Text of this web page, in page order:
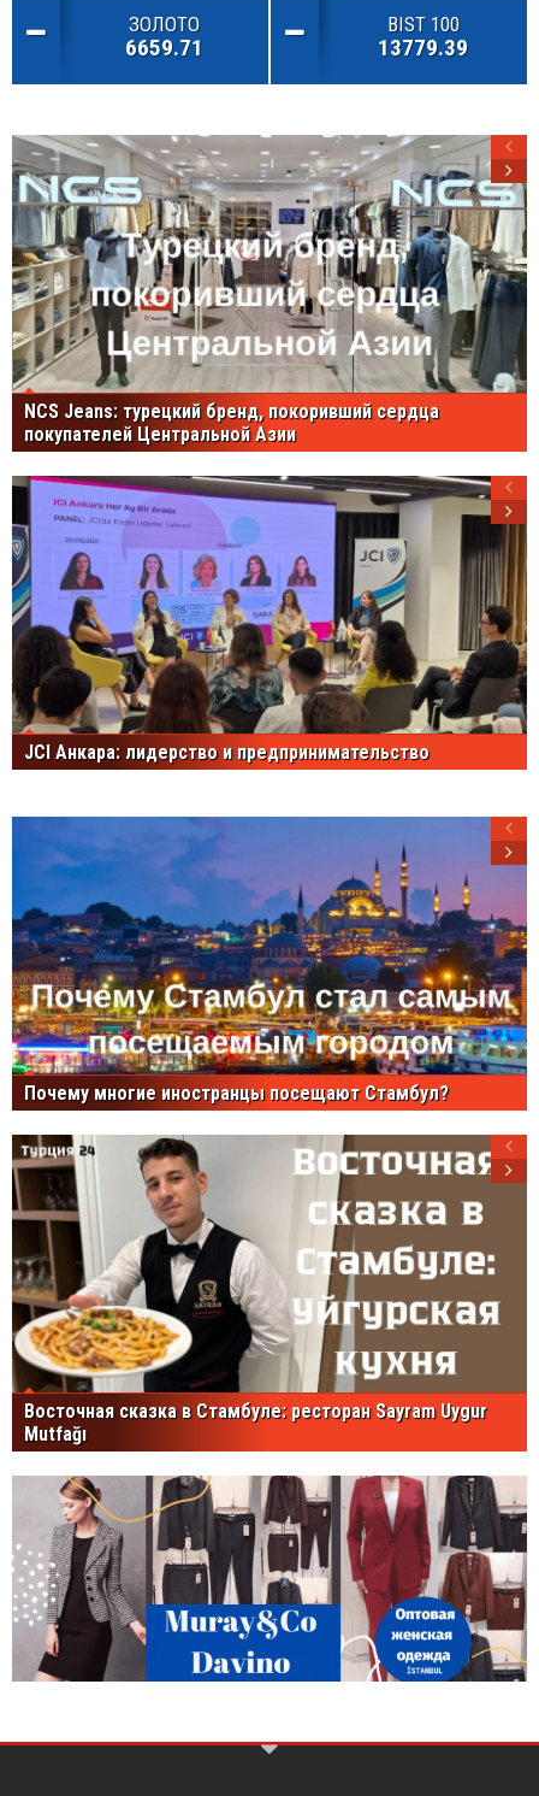
ЗОЛОТО
6659.71
BIST 100
13779.39
NCS Jeans: турецкий бренд, покоривший сердца
покупателей Центральной Азии
JCI Анкара: лидерство и предпринимательство
Почему многие иностранцы посещают Стамбул?
Восточная сказка в Стамбуле: ресторан Sayram Uygur
Mutfağı